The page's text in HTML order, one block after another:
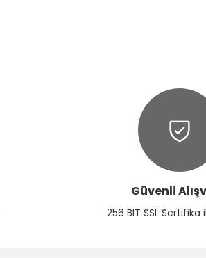
Güvenli
256 BIT SSL Sertifika